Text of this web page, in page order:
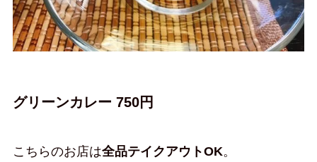
グリーンカレー 750円
こちらのお店は全品テイクアウトOK。